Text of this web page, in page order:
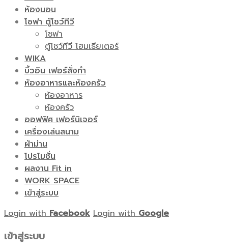
ห้องนอน
โซฟา ตู้โชว์ทีวี
โซฟา
ตู้โชว์ทีวี โฮมเธียเตอร์
WIKA
บิ้วอิน เฟอร์สั่งทำ
ห้องอาหารและห้องครัว
ห้องอาหาร
ห้องครัว
ออฟฟิศ เฟอร์นิเจอร์
เครื่องเล่นสนาม
ผ้าม่าน
โปรโมชั่น
ผลงาน Fit in
WORK SPACE
เข้าสู่ระบบ
Login withFacebook Login withGoogle
เข้าสู่ระบบ